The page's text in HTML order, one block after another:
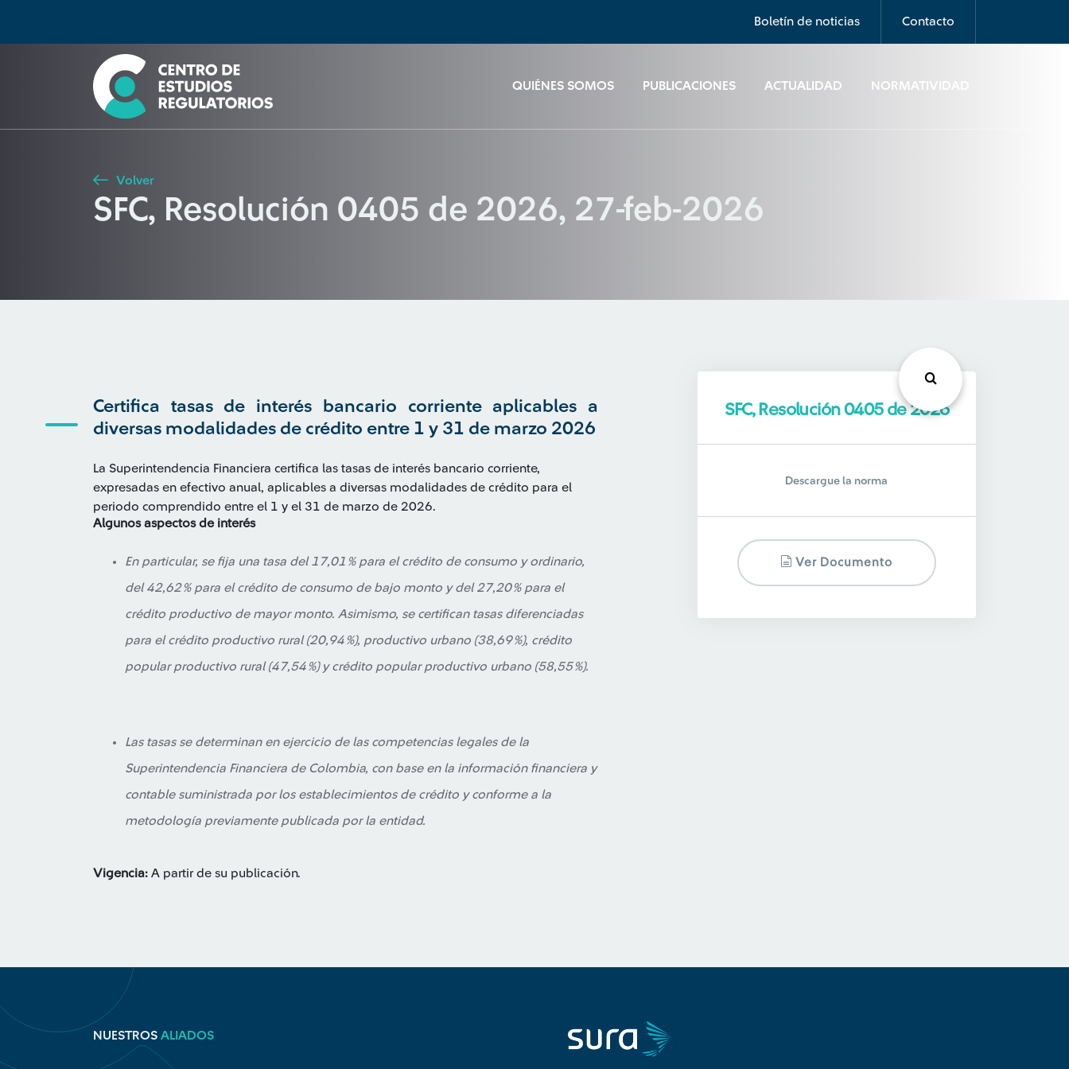
Boletín de noticias Contacto
QUIÉNES SOMOS PUBLICACIONES ACTUALIDAD NORMATIVIDAD
Seleccione país
Buscar
Volver
SFC, Resolución 0405 de 2026, 27-feb-2026
Certifica tasas de interés bancario corriente aplicables a
diversas modalidades de crédito entre 1 y 31 de marzo 2026
La Superintendencia Financiera certifica las tasas de interés bancario corriente,
expresadas en efectivo anual, aplicables a diversas modalidades de crédito para el
periodo comprendido entre el 1 y el 31 de marzo de 2026.
Algunos aspectos de interés
En particular, se fija una tasa del 17,01 % para el crédito de consumo y ordinario,
del 42,62 % para el crédito de consumo de bajo monto y del 27,20 % para el
crédito productivo de mayor monto. Asimismo, se certifican tasas diferenciadas
para el crédito productivo rural (20,94 %), productivo urbano (38,69 %), crédito
popular productivo rural (47,54 %) y crédito popular productivo urbano (58,55 %).
Las tasas se determinan en ejercicio de las competencias legales de la
Superintendencia Financiera de Colombia, con base en la información financiera y
contable suministrada por los establecimientos de crédito y conforme a la
metodología previamente publicada por la entidad.
Vigencia: A partir de su publicación.
SFC, Resolución 0405 de 2026
Descargue la norma
Ver Documento
NUESTROS ALIADOS